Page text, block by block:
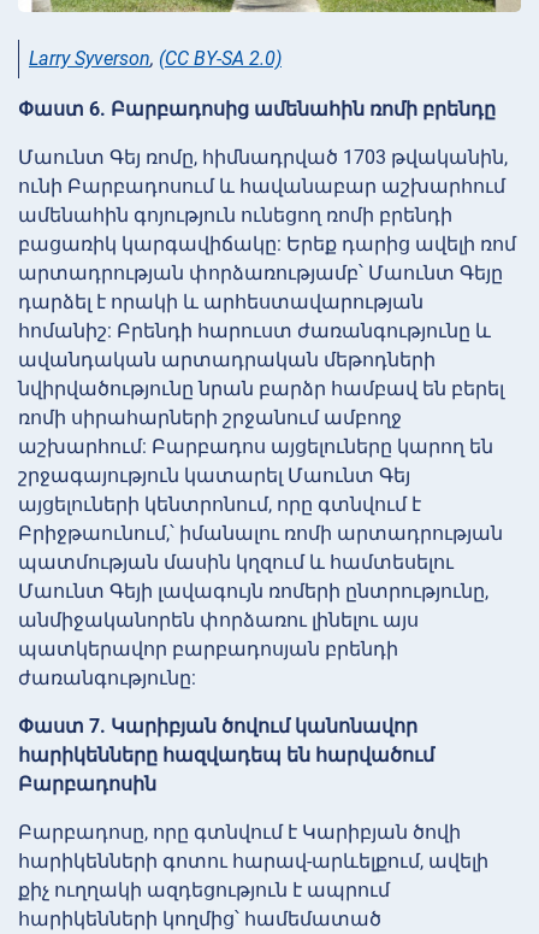
Larry Syverson, (CC BY-SA 2.0)
Փաստ 6. Բարբադոսից ամենահին ռոմի բրենդը
Մաունտ Գեյ ռոմը, հիմնադրված 1703 թվականին,
ունի Բարբադոսում և հավանաբար աշխարհում
ամենահին գոյություն ունեցող ռոմի բրենդի
բացառիկ կարգավիճակը: Երեք դարից ավելի ռոմ
արտադրության փորձառությամբ՝ Մաունտ Գեյը
դարձել է որակի և արհեստավարության
հոմանիշ: Բրենդի հարուստ ժառանգությունը և
ավանդական արտադրական մեթոդների
նվիրվածությունը նրան բարձր համբավ են բերել
ռոմի սիրահարների շրջանում ամբողջ
աշխարհում: Բարբադոս այցելուները կարող են
շրջագայություն կատարել Մաունտ Գեյ
այցելուների կենտրոնում, որը գտնվում է
Բրիջթաունում,՝ իմանալու ռոմի արտադրության
պատմության մասին կղզում և համտեսելու
Մաունտ Գեյի լավագույն ռոմերի ընտրությունը,
անմիջականորեն փորձառու լինելու այս
պատկերավոր բարբադոսյան բրենդի
ժառանգությունը:
Փաստ 7. Կարիբյան ծովում կանոնավոր
հարիկենները հազվադեպ են հարվածում
Բարբադոսին
Բարբադոսը, որը գտնվում է Կարիբյան ծովի
հարիկենների գոտու հարավ-արևելքում, ավելի
քիչ ուղղակի ազդեցություն է ապրում
հարիկենների կողմից՝ համեմատած